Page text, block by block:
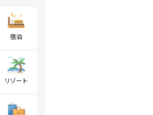
宿泊
リゾート